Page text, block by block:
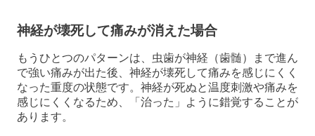
神経が壊死して痛みが消えた場合
もうひとつのパターンは、虫歯が神経（歯髄）まで進ん
で強い痛みが出た後、神経が壊死して痛みを感じにくく
なった重度の状態です。神経が死ぬと温度刺激や痛みを
感じにくくなるため、「治った」ように錯覚することが
あります。